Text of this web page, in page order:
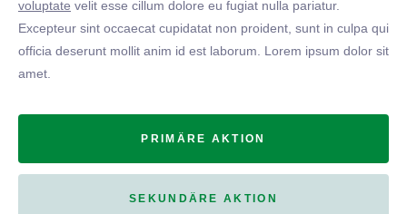
voluptate velit esse cillum dolore eu fugiat nulla pariatur.
Excepteur sint occaecat cupidatat non proident, sunt in culpa qui
officia deserunt mollit anim id est laborum. Lorem ipsum dolor sit
amet.
PRIMÄRE AKTION
SEKUNDÄRE AKTION